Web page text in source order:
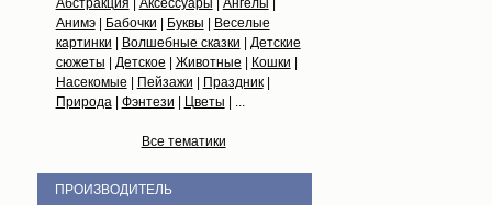
Абстракция Аксессуары Ангелы
Анимэ| Бабочки Буквы
Веселые
картинки
Волшебные сказки
Детские
сюжеты
Детское Животные Кошки
Насекомые
Пейзажи Праздник|
Природа| Фэнтези Цветы | ...
Все тематики
ПРОИЗВОДИТЕЛЬ